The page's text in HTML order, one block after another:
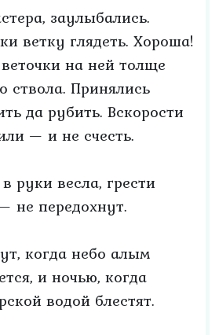
заулыбались.
ветку глядеть. Хороша!
на ней толще
ствола. Принялись
да рубить. Вскорости
— и не счесть.
руки весла, грести
не передохнут.
когда небо алым
и ночью, когда
водой блестят.